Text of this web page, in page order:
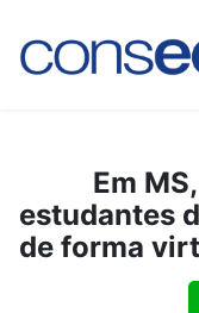
Em
estudantes
de forma